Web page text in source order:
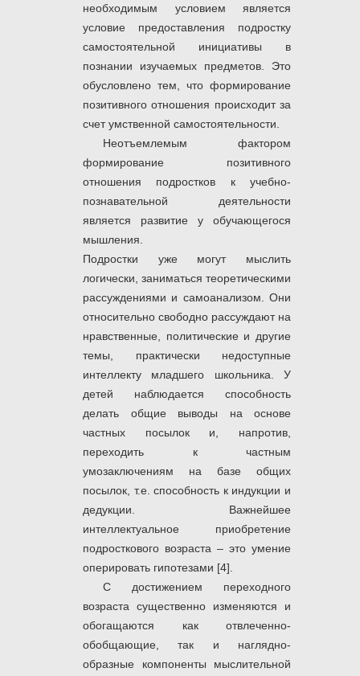
необходимым условием является
условие предоставления подростку
самостоятельной инициативы в
познании изучаемых предметов. Это
обусловлено тем, что формирование
позитивного отношения происходит за
счет умственной самостоятельности.
Неотъемлемым фактором
формирование позитивного
отношения подростков к учебно-
познавательной деятельности
является развитие у обучающегося
мышления.
Подростки уже могут мыслить
логически, заниматься теоретическими
рассуждениями и самоанализом. Они
относительно свободно рассуждают на
нравственные, политические и другие
темы, практически недоступные
интеллекту младшего школьника. У
детей наблюдается способность
делать общие выводы на основе
частных посылок и, напротив,
переходить к частным
умозаключениям на базе общих
посылок, т.е. способность к индукции и
дедукции. Важнейшее
интеллектуальное приобретение
подросткового возраста – это умение
оперировать гипотезами [4].
С достижением переходного
возраста существенно изменяются и
обогащаются как отвлеченно-
обобщающие, так и наглядно-
образные компоненты мыслительной